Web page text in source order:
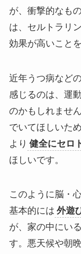
が、衝撃的なも
は、セルトラリ
効果が高いこと
近年うつ病など
感じるのは、運
のかもしれませ
でいてほしいた
より 健全にセロ
ほしいです。
このように脳・
基本的には 外遊
が、家の中にい
す。悪天候や朝